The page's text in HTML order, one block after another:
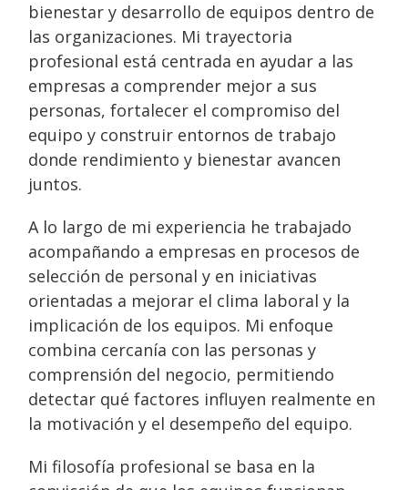
bienestar y desarrollo de equipos dentro de
las organizaciones. Mi trayectoria
profesional está centrada en ayudar a las
empresas a comprender mejor a sus
personas, fortalecer el compromiso del
equipo y construir entornos de trabajo
donde rendimiento y bienestar avancen
juntos.
A lo largo de mi experiencia he trabajado
acompañando a empresas en procesos de
selección de personal y en iniciativas
orientadas a mejorar el clima laboral y la
implicación de los equipos. Mi enfoque
combina cercanía con las personas y
comprensión del negocio, permitiendo
detectar qué factores influyen realmente en
la motivación y el desempeño del equipo.
Mi filosofía profesional se basa en la